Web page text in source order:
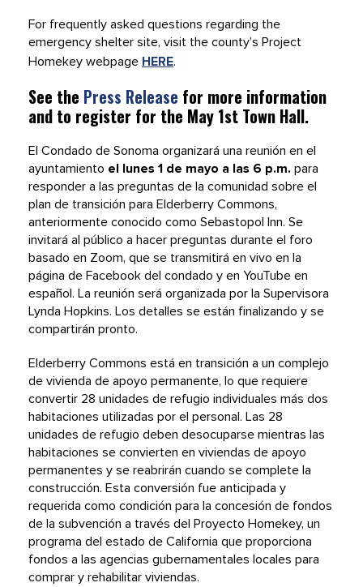
For frequently asked questions regarding the
emergency shelter site, visit the county’s Project
Homekey webpage HERE.
See the Press Release for more information
and to register for the May 1st Town Hall.
El Condado de Sonoma organizará una reunión en el
ayuntamiento el lunes 1 de mayo a las 6 p.m. para
responder a las preguntas de la comunidad sobre el
plan de transición para Elderberry Commons,
anteriormente conocido como Sebastopol Inn. Se
invitará al público a hacer preguntas durante el foro
basado en Zoom, que se transmitirá en vivo en la
página de Facebook del condado y en YouTube en
español. La reunión será organizada por la Supervisora ​​
Lynda Hopkins. Los detalles se están finalizando y se
compartirán pronto.
Elderberry Commons está en transición a un complejo
de vivienda de apoyo permanente, lo que requiere
convertir 28 unidades de refugio individuales más dos
habitaciones utilizadas por el personal. Las 28
unidades de refugio deben desocuparse mientras las
habitaciones se convierten en viviendas de apoyo
permanentes y se reabrirán cuando se complete la
construcción. Esta conversión fue anticipada y
requerida como condición para la concesión de fondos
de la subvención a través del Proyecto Homekey, un
programa del estado de California que proporciona
fondos a las agencias gubernamentales locales para
comprar y rehabilitar viviendas.